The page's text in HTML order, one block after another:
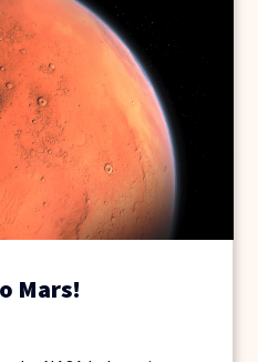
Mars!